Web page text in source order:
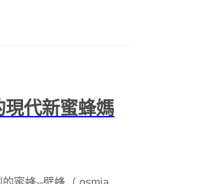
現代新蜜蜂媽